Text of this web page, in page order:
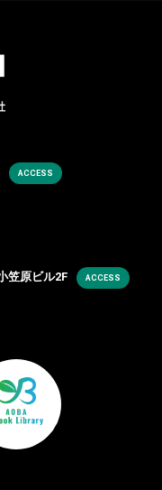
ACCESS
笠原ビル2F
ACCESS